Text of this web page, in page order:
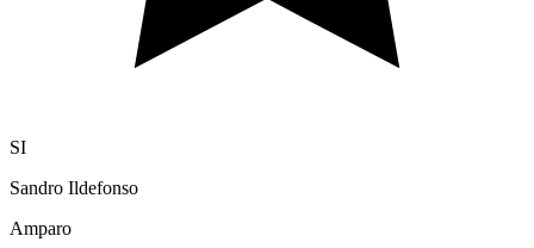
SI
Sandro Ildefonso
Amparo